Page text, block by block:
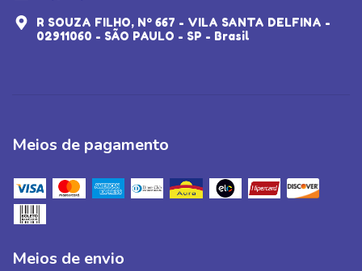
R SOUZA FILHO, Nº 667 - VILA SANTA DELFINA -
02911060 - SÃO PAULO - SP - Brasil
Meios de pagamento
Meios de envio